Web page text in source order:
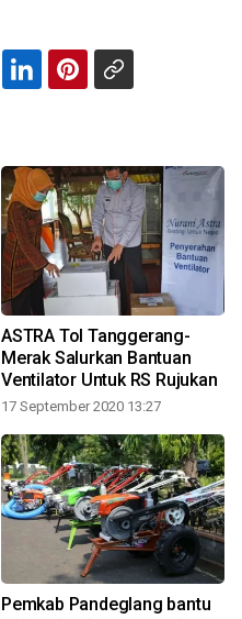
ASTRA Tol Tanggerang-
Merak Salurkan Bantuan
Ventilator Untuk RS Rujukan
17 September 2020 13:27
Pemkab Pandeglang bantu